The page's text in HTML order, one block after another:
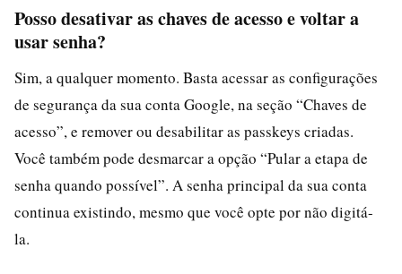
Posso desativar as chaves de acesso e voltar a
usar senha?
Sim, a qualquer momento. Basta acessar as configurações
de segurança da sua conta Google, na seção “Chaves de
acesso”, e remover ou desabilitar as passkeys criadas.
Você também pode desmarcar a opção “Pular a etapa de
senha quando possível”. A senha principal da sua conta
continua existindo, mesmo que você opte por não digitá-
la.